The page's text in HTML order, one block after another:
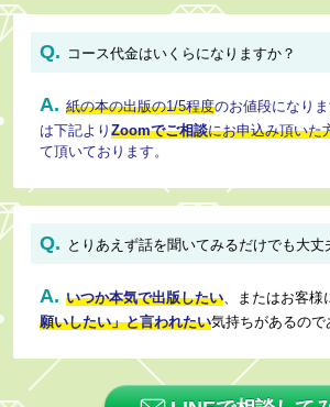
Q. コース代金はいくらになりますか？
A. 紙の本の出版の1/5程度のお値段になり
は下記より Zoomでご相談にお申込み頂いた
て頂いております。
Q. とりあえず話を聞いてみるだけでも大丈
A. いつか本気で出版したい 、またはお客様
願いしたい」と言われたい気持ちがあるの